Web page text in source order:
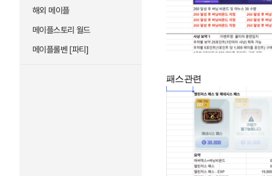
해외 메이플
메이플스토리 월드
메이플롤벤 [파티]
패스관련